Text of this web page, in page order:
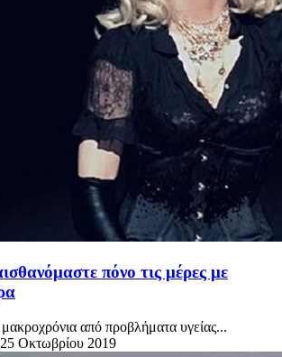
πόνο τις μέρες με
από προβλήματα υγείας...
Οκτωβρίου 2019